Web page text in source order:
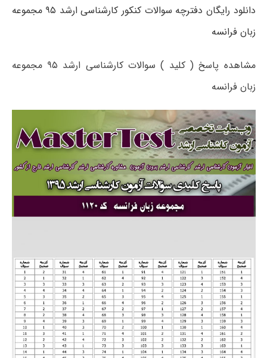
دانلود رایگان دفترچه سوالات کنکور کارشناسی ارشد ۹۵ مجموعه
زبان فرانسه
مشاهده پاسخ ( کلید ) سوالات کارشناسی ارشد ۹۵ مجموعه
زبان فرانسه